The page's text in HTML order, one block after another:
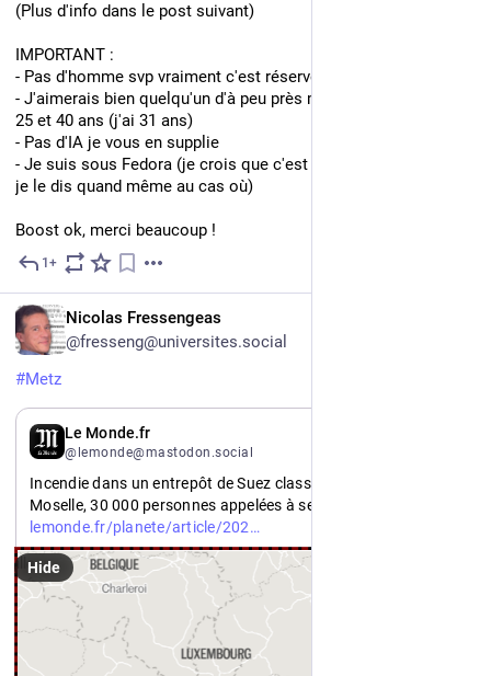
(Plus d'info dans le post suivant)
IMPORTANT :
- Pas d'homme svp vraiment c'est réservé aux femmes
- J'aimerais bien quelqu'un d'à peu près mon âge genre entre
25 et 40 ans (j'ai 31 ans)
- Pas d'IA je vous en supplie
- Je suis sous Fedora (je crois que c'est important je sais pas
je le dis quand même au cas où)
Boost ok, merci beaucoup !
1+
Nicolas Fressengeas
@fresseng@universites.social
#Metz
Le Monde.fr
@lemonde@mastodon.social
Incendie dans un entrepôt de Suez classé Seveso seuil bas en
Moselle, 30 000 personnes appelées à se confiner
lemonde.fr/planete/article/202
Hide